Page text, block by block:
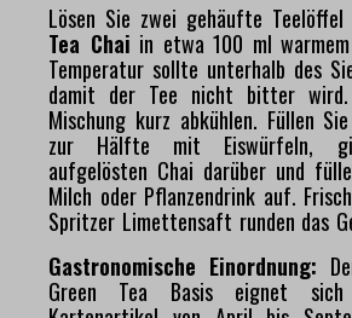
Lösen Sie zwei gehäufte Teelöffel
Tea Chai in etwa 100 ml
Temperatur sollte unterhalb des
damit der Tee nicht bitter wird.
Mischung kurz abkühlen. Füllen
zur Hälfte mit Eiswürfeln,
aufgelösten Chai darüber und
Milch oder Pflanzendrink auf.
Spritzer Limettensaft runden das
Gastronomische Einordnung:
Green Tea Basis eignet